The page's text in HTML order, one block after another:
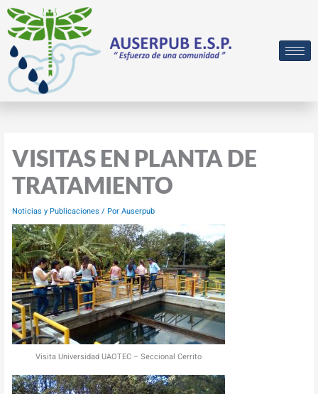
contenido
VISITAS EN PLANTA DE
TRATAMIENTO
Noticias y Publicaciones / PorAuserpub
Visita Universidad UAOTEC – Seccional Cerrito